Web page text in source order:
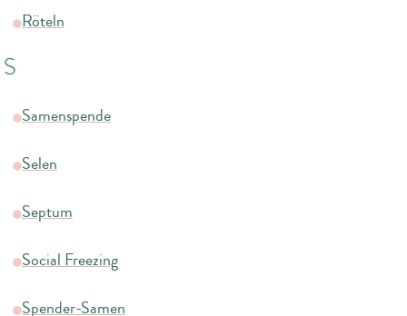
Röteln
S
Samenspende
Selen
Septum
Social Freezing
Spender-Samen